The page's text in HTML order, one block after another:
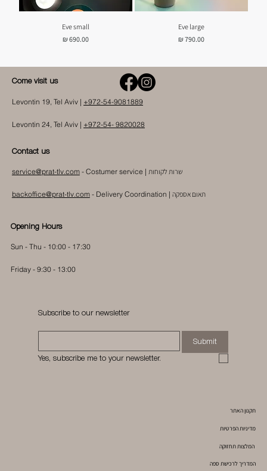
Eve large
מחיר
Eve small
מחיר‏690.00 ‏₪
Come visit us
Levontin 19, Tel Aviv | +972-54-9081889
Levontin 24, Tel Aviv | +972-54- 9820028
Contact us
service@prat-tlv.com- Costumer service | שרות לקוחות
backoffice@prat-tlv.com- Delivery Coordination | תאום אספקה
Subscribe to our newsletter
Submit
Yes, subscribe me to your newsletter.
מדיניות הפרטיות
המדריך לרכישת ספה
תקנון האתר
המלצות תחזוקה
Opening Hours
Sun - Thu - 10:00 - 17:30
Friday - 9:30 - 13:00